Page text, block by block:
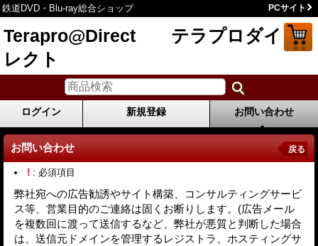
鉄道DVD・Blu-ray総合ショップ PCサイト
Terapro@Direct テラプロダイ
レクト
ログイン 新規登録 お問い合わせ
お問い合わせ 戻る
! : 必須項目
弊社宛への広告勧誘やサイト構築、コンサルティングサービ
ス等、営業目的のご連絡は固くお断りします。(広告メール
を複数回に渡って送信するなど、弊社が悪質と判断した場合
は、送信元ドメインを管理するレジストラ、ホスティングサ